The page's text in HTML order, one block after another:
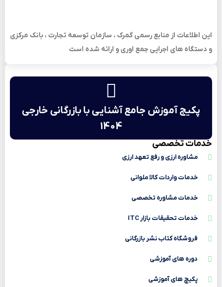
پکیج آموزش جامع آشنایی با بازرگانی خارجی
1404
خدمات تخصصی
مشاوره ارزی و رفع تعهد ارزی
خدمات واردات کالا ملوانی
خدمات مشاوره تخصصی
خدمات تحقیقات بازار ITC
فروشگاه کتاب نشر بازرگانی
دوره های آموزشی
پکیچ های آموزشی
این اطلاعات از منابع رسمی گمرک ، سازمان توسعه تجارت ، بانک مرکزی
و دستگاه های اجرایی جمع اوری و ارائه شده است